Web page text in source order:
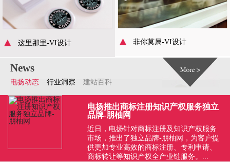
这里那里-VI设计 非你莫属-VI设计
News
电扬动态 行业洞察 建站百科
电扬推出商标注册知识产权服务独立
品牌-朋柚网
近日，电扬针对商标注册及知识产权服务
市场，推出了独立品牌-朋柚网，为客户提
供更加专业高效的商标注册、专利申请、
商标转让等知识产权全产业链服务。...